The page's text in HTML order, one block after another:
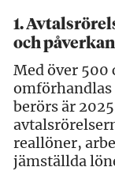
1.
och
Med över 500
berörs är
reallöner,
jämställda